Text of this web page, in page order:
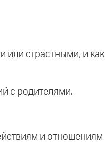
или страстными, и как
с родителями.
и отношениям